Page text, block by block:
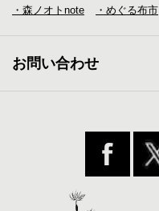
・森ノオトnote ・めぐる布市
お問い合わせ